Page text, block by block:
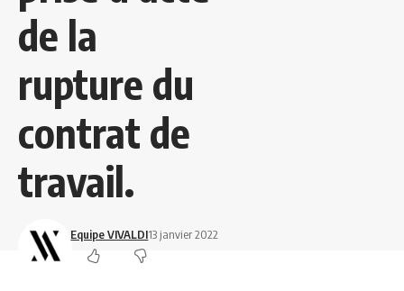
de la
rupture du
contrat de
travail.
Equipe VIVALDI13 janvier 2022